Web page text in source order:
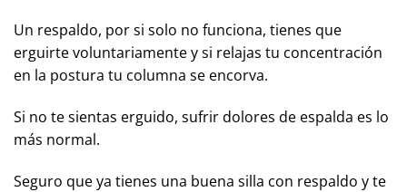
Un respaldo, por si solo no funciona, tienes que
erguirte voluntariamente y si relajas tu concentración
en la postura tu columna se encorva.
Si no te sientas erguido, sufrir dolores de espalda es lo
más normal.
Seguro que ya tienes una buena silla con respaldo y te